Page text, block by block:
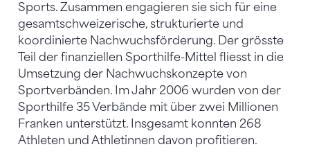
Sports. Zusammen engagieren sie sich für eine
gesamtschweizerische, strukturierte und
koordinierte Nachwuchsförderung. Der grösste
Teil der finanziellen Sporthilfe-Mittel fliesst in die
Umsetzung der Nachwuchskonzepte von
Sportverbänden. Im Jahr 2006 wurden von der
Sporthilfe 35 Verbände mit über zwei Millionen
Franken unterstützt. Insgesamt konnten 268
Athleten und Athletinnen davon profitieren.